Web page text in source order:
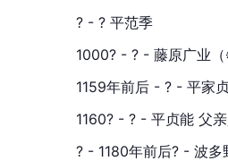
? - ? 平范季
1000? - ? - 藤原广业
1159年前后 - ? - 平家
1160? - ? - 平贞能 父
? - 1180年前后? - 波